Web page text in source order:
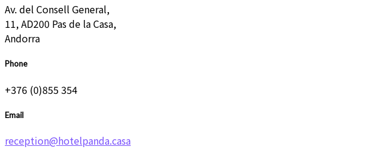
Av. del Consell General,
11, AD200 Pas de la Casa,
Andorra
Phone
+376 (0)855 354
Email
reception@hotelpanda.casa